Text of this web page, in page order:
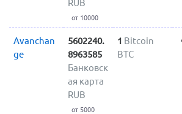
RUB
от 10000
Avanchan
ge
5602240.
8963585
Банковск
ая карта
RUB
от 5000
1 Bitcoin
BTC